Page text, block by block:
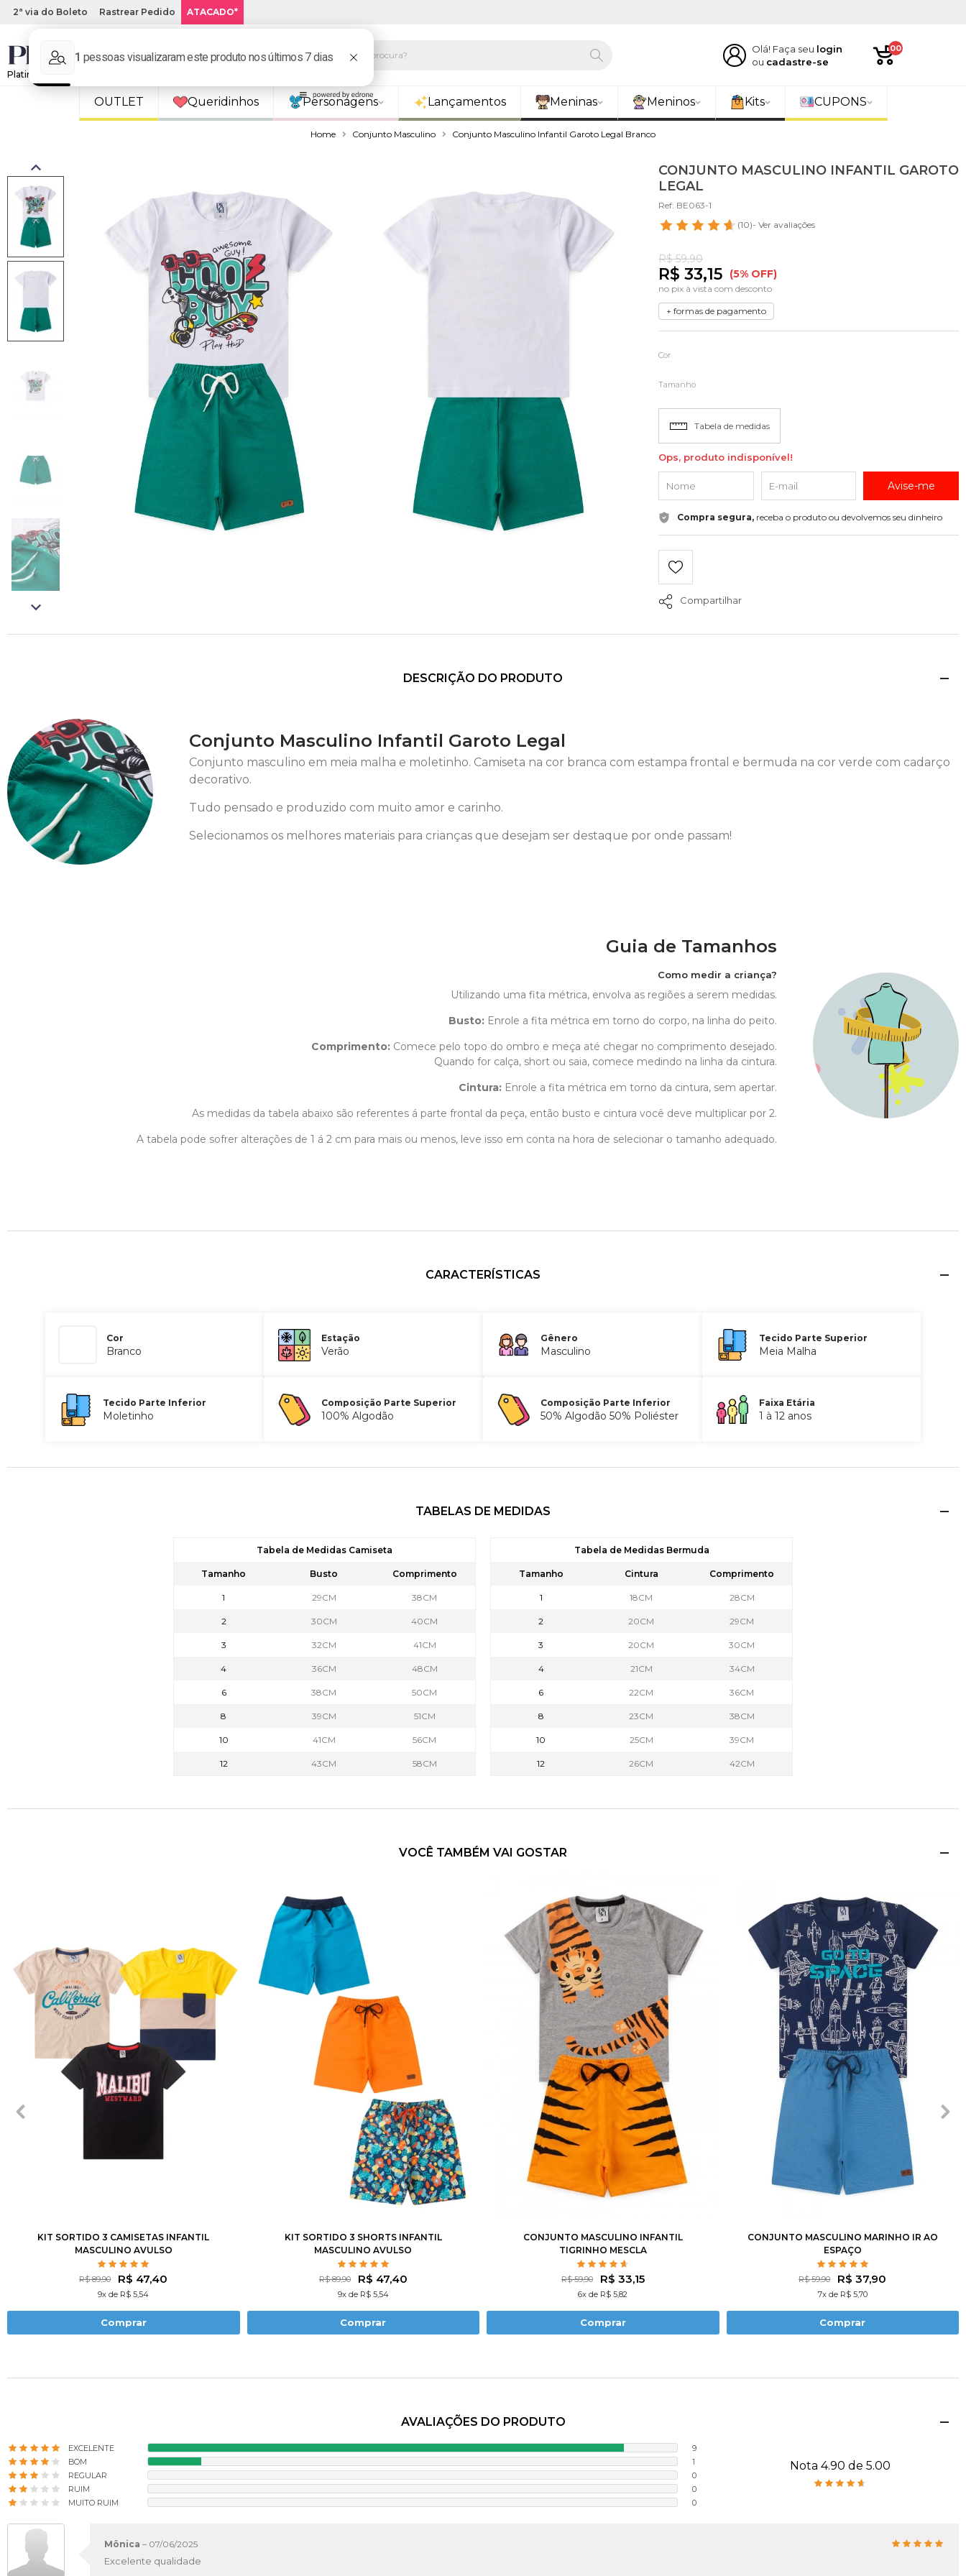
2ª via do Boleto Rastrear Pedido ATACADO*
Platinum Kids: Loja de roupa infantil online.
Olá! Faça seu login
ou cadastre-se
00
OUTLET Queridinhos Personagens Lançamentos Meninas Meninos Kits CUPONS
Home Conjunto Masculino Conjunto Masculino Infantil Garoto Legal Branco
CONJUNTO MASCULINO INFANTIL GAROTO
LEGAL
Ref: BE063-1
(10)- Ver avaliações
R$ 59,90
R$ 33,15 (5% OFF)
no pix à vista com desconto
+ formas de pagamento
Cor
Tamanho
Tabela de medidas
Ops, produto indisponível!
Avise-me
Compra segura, receba o produto ou devolvemos seu dinheiro
Compartilhar
DESCRIÇÃO DO PRODUTO
Conjunto Masculino Infantil Garoto Legal
Conjunto masculino em meia malha e moletinho. Camiseta na cor branca com estampa frontal e bermuda na cor verde com cadarço
decorativo.
Tudo pensado e produzido com muito amor e carinho.
Selecionamos os melhores materiais para crianças que desejam ser destaque por onde passam!
Guia de Tamanhos
Como medir a criança?
Utilizando uma fita métrica, envolva as regiões a serem medidas.
Busto: Enrole a fita métrica em torno do corpo, na linha do peito.
Comprimento: Comece pelo topo do ombro e meça até chegar no comprimento desejado.
Quando for calça, short ou saia, comece medindo na linha da cintura.
Cintura: Enrole a fita métrica em torno da cintura, sem apertar.
As medidas da tabela abaixo são referentes á parte frontal da peça, então busto e cintura você deve multiplicar por 2.
A tabela pode sofrer alterações de 1 á 2 cm para mais ou menos, leve isso em conta na hora de selecionar o tamanho adequado.
CARACTERÍSTICAS
Cor
Branco
Estação
Verão
Gênero
Masculino
Tecido Parte Superior
Meia Malha
Tecido Parte Inferior
Moletinho
Composição Parte Superior
100% Algodão
Composição Parte Inferior
50% Algodão 50% Poliéster
Faixa Etária
1 à 12 anos
TABELAS DE MEDIDAS
Tabela de Medidas Camiseta
Tamanho Busto Comprimento
1 29CM 38CM
2 30CM 40CM
3 32CM 41CM
4 36CM 48CM
6 38CM 50CM
8 39CM 51CM
10 41CM 56CM
12 43CM 58CM
Tabela de Medidas Bermuda
Tamanho Cintura Comprimento
1 18CM 28CM
2 20CM 29CM
3 20CM 30CM
4 21CM 34CM
6 22CM 36CM
8 23CM 38CM
10 25CM 39CM
12 26CM 42CM
VOCÊ TAMBÉM VAI GOSTAR
KIT SORTIDO 3 CAMISETAS INFANTIL
MASCULINO AVULSO
R$ 89,90 R$ 47,40
9x de R$ 5,54
Comprar
8 10
KIT SORTIDO 3 SHORTS INFANTIL
MASCULINO AVULSO
R$ 89,90 R$ 47,40
9x de R$ 5,54
Comprar
CONJUNTO MASCULINO INFANTIL
TIGRINHO MESCLA
R$ 59,90 R$ 33,15
6x de R$ 5,82
Comprar
CONJUNTO MASCULINO MARINHO IR AO
ESPAÇO
R$ 59,90 R$ 37,90
7x de R$ 5,70
Comprar
AVALIAÇÕES DO PRODUTO
EXCELENTE
9
BOM
1
REGULAR
0
RUIM
0
MUITO RUIM
0
Nota 4.90 de 5.00
Mônica – 07/06/2025
Excelente qualidade